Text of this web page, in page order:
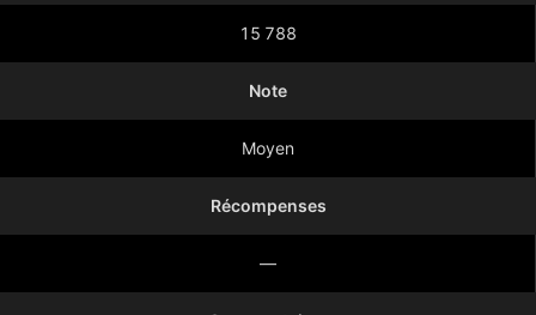
15 788
Note
Moyen
Récompenses
—